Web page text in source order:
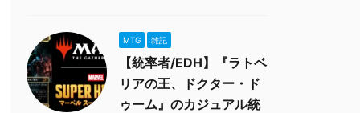
MTG 雑記
【統率者/EDH】『ラトベ
リアの王、ドクター・ド
ゥーム』のカジュアル統